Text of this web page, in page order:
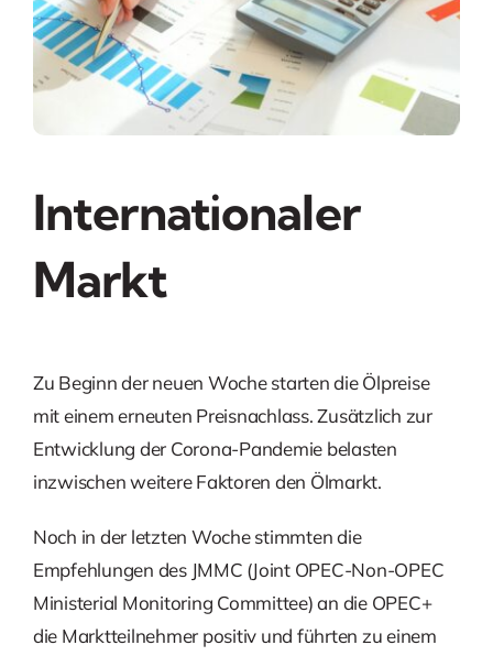
Internationaler
Markt
Zu Beginn der neuen Woche starten die Ölpreise
mit einem erneuten Preisnachlass. Zusätzlich zur
Entwicklung der Corona-Pandemie belasten
inzwischen weitere Faktoren den Ölmarkt.
Noch in der letzten Woche stimmten die
Empfehlungen des JMMC (Joint OPEC-Non-OPEC
Ministerial Monitoring Committee) an die OPEC+
die Marktteilnehmer positiv und führten zu einem